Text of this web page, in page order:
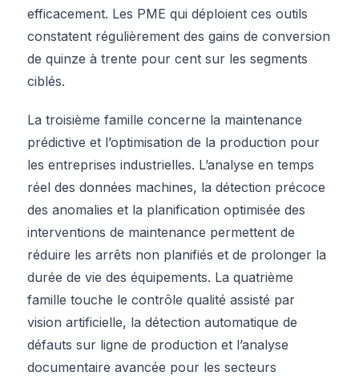
efficacement. Les PME qui déploient ces outils
constatent régulièrement des gains de conversion
de quinze à trente pour cent sur les segments
ciblés.
La troisième famille concerne la maintenance
prédictive et l’optimisation de la production pour
les entreprises industrielles. L’analyse en temps
réel des données machines, la détection précoce
des anomalies et la planification optimisée des
interventions de maintenance permettent de
réduire les arrêts non planifiés et de prolonger la
durée de vie des équipements. La quatrième
famille touche le contrôle qualité assisté par
vision artificielle, la détection automatique de
défauts sur ligne de production et l’analyse
documentaire avancée pour les secteurs